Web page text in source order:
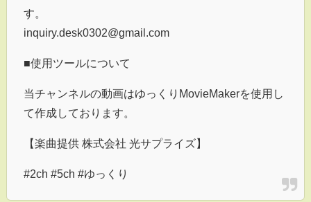
す。
inquiry.desk0302@gmail.com
■使用ツールについて
当チャンネルの動画はゆっくりMovieMakerを使用し
て作成しております。
【楽曲提供 株式会社 光サプライズ】
#2ch #5ch #ゆっくり